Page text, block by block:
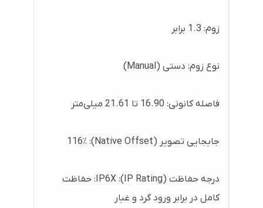
زوم: 1.3 برابر
نوع زوم: دستی (Manual)
فاصله کانونی: 16.90 تا 21.61 میلی‌متر
جابجایی تصویر (Native Offset): 116٪
درجه حفاظت (IP Rating): IP6X: حفاظت
کامل در برابر ورود گرد و غبار